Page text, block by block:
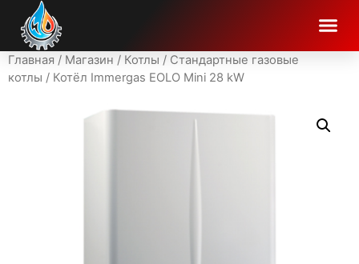
Главная / Магазин / Котлы / Стандартные газовые
котлы / Котёл Immergas EOLO Mini 28 kW